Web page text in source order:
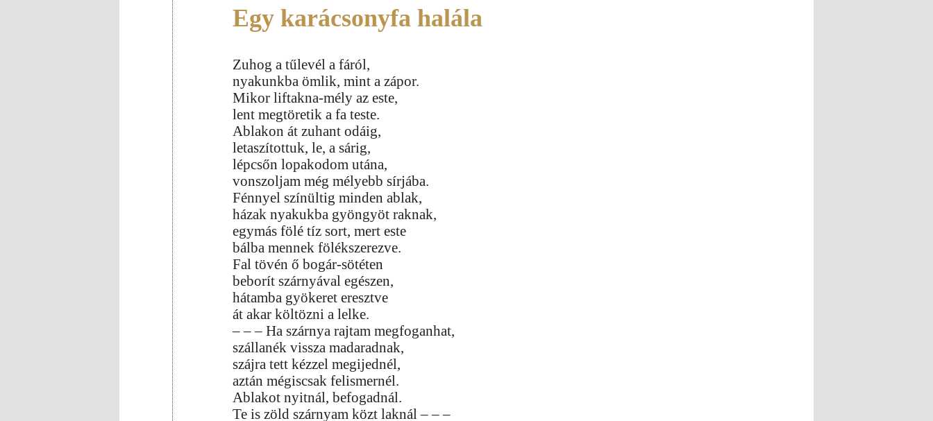
Egy karácsonyfa halála
Zuhog a tűlevél a fáról,
nyakunkba ömlik, mint a zápor.
Mikor liftakna-mély az este,
lent megtöretik a fa teste.
Ablakon át zuhant odáig,
letaszítottuk, le, a sárig,
lépcsőn lopakodom utána,
vonszoljam még mélyebb sírjába.
Fénnyel színültig minden ablak,
házak nyakukba gyöngyöt raknak,
egymás fölé tíz sort, mert este
bálba mennek fölékszerezve.
Fal tövén ő bogár-sötéten
beborít szárnyával egészen,
hátamba gyökeret eresztve
át akar költözni a lelke.
– – – Ha szárnya rajtam megfoganhat,
szállanék vissza madaradnak,
szájra tett kézzel megijednél,
aztán mégiscsak felismernél.
Ablakot nyitnál, befogadnál.
Te is zöld szárnyam közt laknál – – –